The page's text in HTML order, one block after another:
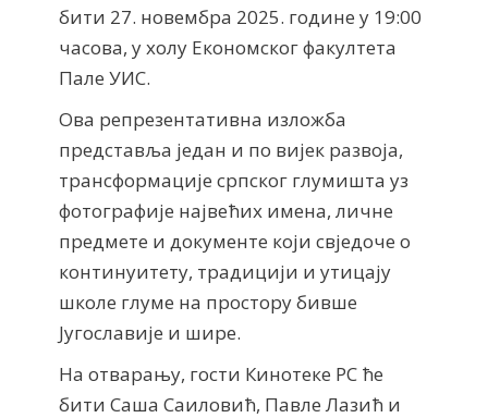
бити 27. новембра 2025. године у 19:00
часова, у холу Економског факултета
Пале УИС.
Ова репрезентативна изложба
представља један и по вијек развоја,
трансформације српског глумишта уз
фотографије највећих имена, личне
предмете и документе који свједоче о
континуитету, традицији и утицају
школе глуме на простору бивше
Југославије и шире.
На отварању, гости Кинотеке РС ће
бити Саша Саиловић, Павле Лазић и